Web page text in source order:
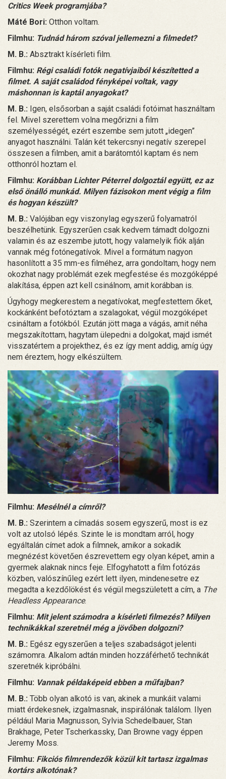
Critics Week programjába?
Máté Bori: Otthon voltam.
Filmhu: Tudnád három szóval jellemezni a filmedet?
M. B.: Absztrakt kísérleti film.
Filmhu: Régi családi fotók negatívjaiból készítetted a
filmet. A saját családod fényképei voltak, vagy
máshonnan is kaptál anyagokat?
M. B.: Igen, elsősorban a saját családi fotóimat használtam
fel. Mivel szerettem volna megőrizni a film
személyességét, ezért eszembe sem jutott „idegen”
anyagot használni. Talán két tekercsnyi negatív szerepel
összesen a filmben, amit a barátomtól kaptam és nem
otthonról hoztam el.
Filmhu: Korábban Lichter Péterrel dolgoztál együtt, ez az
első önálló munkád. Milyen fázisokon ment végig a film
és hogyan készült?
M. B.: Valójában egy viszonylag egyszerű folyamatról
beszélhetünk. Egyszerűen csak kedvem támadt dolgozni
valamin és az eszembe jutott, hogy valamelyik fiók alján
vannak még fotónegatívok. Mivel a formátum nagyon
hasonlított a 35 mm-es filméhez, arra gondoltam, hogy nem
okozhat nagy problémát ezek megfestése és mozgóképpé
alakítása, éppen azt kell csinálnom, amit korábban is.
Úgyhogy megkerestem a negatívokat, megfestettem őket,
kockánként befotóztam a szalagokat, végül mozgóképet
csináltam a fotókból. Ezután jött maga a vágás, amit néha
megszakítottam, hagytam ülepedni a dolgokat, majd ismét
visszatértem a projekthez, és ez így ment addig, amíg úgy
nem éreztem, hogy elkészültem.
Filmhu: Mesélnél a címről?
M. B.: Szerintem a címadás sosem egyszerű, most is ez
volt az utolsó lépés. Szinte le is mondtam arról, hogy
egyáltalán címet adok a filmnek, amikor a sokadik
megnézést követően észrevettem egy olyan képet, amin a
gyermek alaknak nincs feje. Elfogyhatott a film fotózás
közben, valószínűleg ezért lett ilyen, mindenesetre ez
megadta a kezdőlökést és végül megszületett a cím, a The
Headless Appearance.
Filmhu: Mit jelent számodra a kísérleti filmezés? Milyen
technikákkal szeretnél még a jövőben dolgozni?
M. B.: Egész egyszerűen a teljes szabadságot jelenti
számomra. Alkalom adtán minden hozzáférhető technikát
szeretnék kipróbálni.
Filmhu: Vannak példaképeid ebben a műfajban?
M. B.: Több olyan alkotó is van, akinek a munkáit valami
miatt érdekesnek, izgalmasnak, inspirálónak találom. Ilyen
például Maria Magnusson, Sylvia Schedelbauer, Stan
Brakhage, Peter Tscherkassky, Dan Browne vagy éppen
Jeremy Moss.
Filmhu: Fikciós filmrendezők közül kit tartasz izgalmas
kortárs alkotónak?